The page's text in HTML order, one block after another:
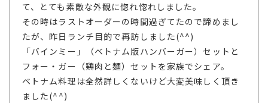
て、とても素敵な外観に惚れ惚れしました。
その時はラストオーダーの時間過ぎてたので諦めまし
たが、昨日ランチ目的で再訪しました(^^)
「バインミー」（ベトナム版ハンバーガー）セットと
フォー・ガー（鶏肉と麺）セットを家族でシェア。
ベトナム料理は全然詳しくないけど大変美味しく頂き
ました(^^)